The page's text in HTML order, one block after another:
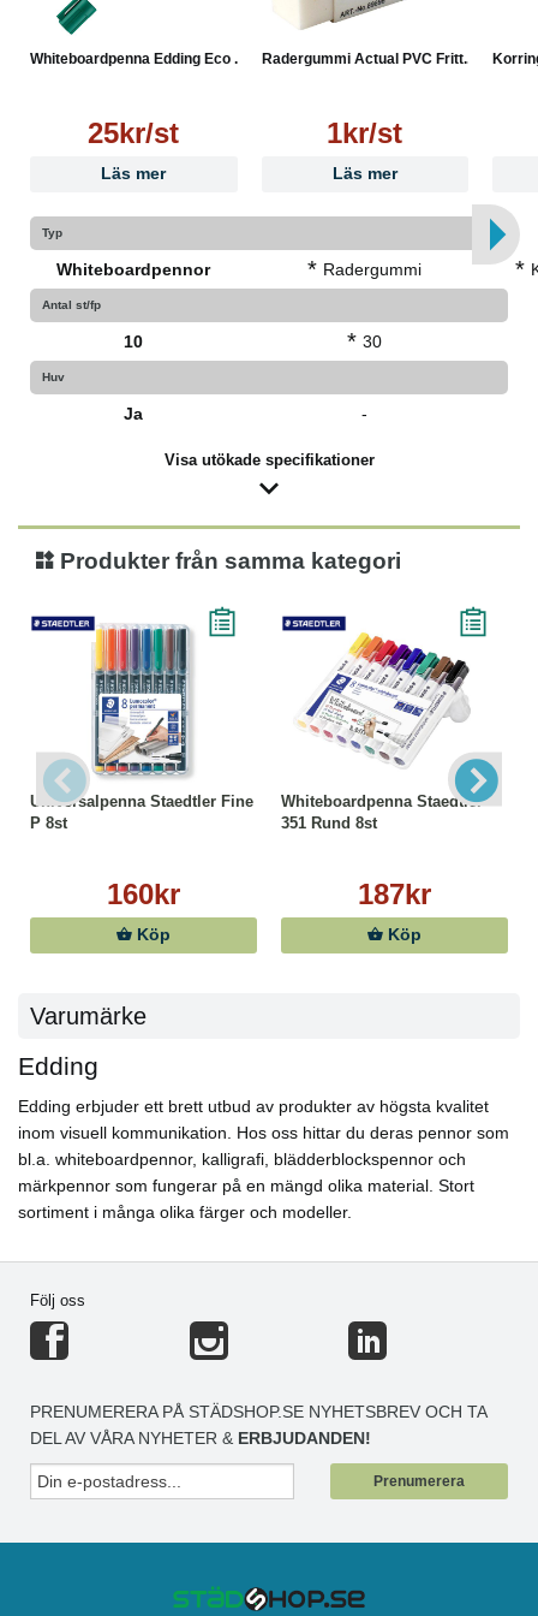
Whiteboardpenna Edding Eco ...
25kr/st
Läs mer
Radergummi Actual PVC Fritt...
1kr/st
Läs mer
Typ
Whiteboardpennor * Radergummi *
Antal st/fp
10 * 30
Huv
Ja -
Visa utökade specifikationer
Produkter från samma kategori
Universalpenna Staedtler Fine
P 8st
160kr
Köp
Whiteboardpenna Staedtler
351 Rund 8st
187kr
Köp
Varumärke
Edding
Edding erbjuder ett brett utbud av produkter av högsta kvalitet
inom visuell kommunikation. Hos oss hittar du deras pennor som
bl.a. whiteboardpennor, kalligrafi, blädderblockspennor och
märkpennor som fungerar på en mängd olika material. Stort
sortiment i många olika färger och modeller.
Följ oss
PRENUMERERA PÅ STÄDSHOP.SE NYHETSBREV OCH TA
DEL AV VÅRA NYHETER & ERBJUDANDEN!
Prenumerera